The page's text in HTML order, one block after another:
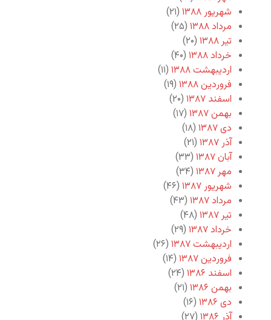
شهریور ۱۳۸۸
(۲۱)
مرداد ۱۳۸۸
(۲۵)
تیر ۱۳۸۸
(۲۰)
خرداد ۱۳۸۸
(۴۰)
اردیبهشت ۱۳۸۸
(۱۱)
فروردین ۱۳۸۸
(۱۹)
اسفند ۱۳۸۷
(۲۰)
بهمن ۱۳۸۷
(۱۷)
دی ۱۳۸۷
(۱۸)
آذر ۱۳۸۷
(۲۱)
آبان ۱۳۸۷
(۳۳)
مهر ۱۳۸۷
(۳۴)
شهریور ۱۳۸۷
(۴۶)
مرداد ۱۳۸۷
(۴۳)
تیر ۱۳۸۷
(۴۸)
خرداد ۱۳۸۷
(۲۹)
اردیبهشت ۱۳۸۷
(۲۶)
فروردین ۱۳۸۷
(۱۴)
اسفند ۱۳۸۶
(۲۴)
بهمن ۱۳۸۶
(۲۱)
دی ۱۳۸۶
(۱۶)